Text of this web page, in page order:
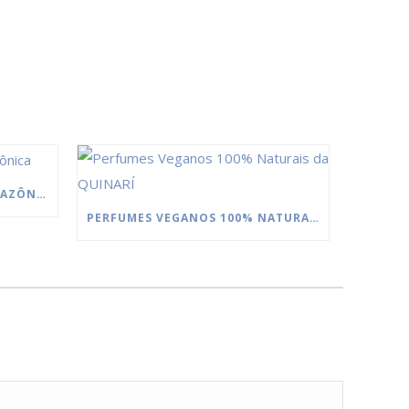
MANTEIGAS DA FLORESTA AMAZÔNICA
PERFUMES VEGANOS 100% NATURAIS DA QUINARÍ